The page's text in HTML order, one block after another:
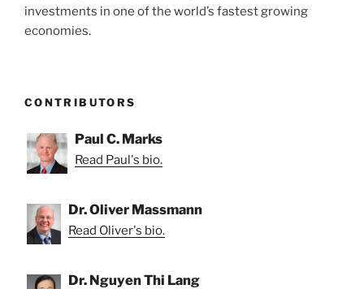
investments in one of the world’s fastest growing
economies.
CONTRIBUTORS
Paul C. Marks
Read Paul's bio.
Dr. Oliver Massmann
Read Oliver's bio.
Dr. Nguyen Thi Lang